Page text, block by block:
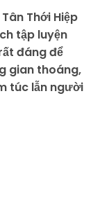
Thới Hiệp
tập luyện
đáng để
gian thoáng,
túc lẫn người